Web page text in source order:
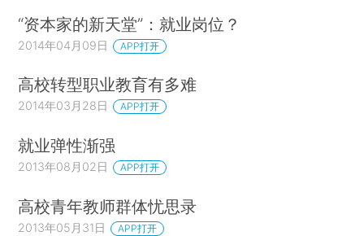
“资本家的新天堂”：就业岗位？
2014年04月09日 APP打开
高校转型职业教育有多难
2014年03月28日 APP打开
就业弹性渐强
2013年08月02日 APP打开
高校青年教师群体忧思录
2013年05月31日 APP打开